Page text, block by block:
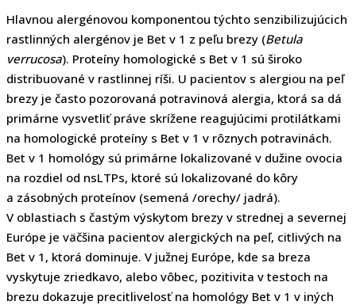
Hlavnou alergénovou komponentou týchto senzibilizujúcich
rastlinných alergénov je Bet v 1 z peľu brezy (Betula
verrucosa). Proteíny homologické s Bet v 1 sú široko
distribuované v rastlinnej ríši. U pacientov s alergiou na peľ
brezy je často pozorovaná potravinová alergia, ktorá sa dá
primárne vysvetliť práve skrížene reagujúcimi protilátkami
na homologické proteíny s Bet v 1 v rôznych potravinách.
Bet v 1 homológy sú primárne lokalizované v dužine ovocia
na rozdiel od nsLTPs, ktoré sú lokalizované do kôry
a zásobných proteínov (semená /orechy/ jadrá).
V oblastiach s častým výskytom brezy v strednej a severnej
Európe je väčšina pacientov alergických na peľ, citlivých na
Bet v 1, ktorá dominuje. V južnej Európe, kde sa breza
vyskytuje zriedkavo, alebo vôbec, pozitivita v testoch na
brezu dokazuje precitlivelosť na homológy Bet v 1 v iných